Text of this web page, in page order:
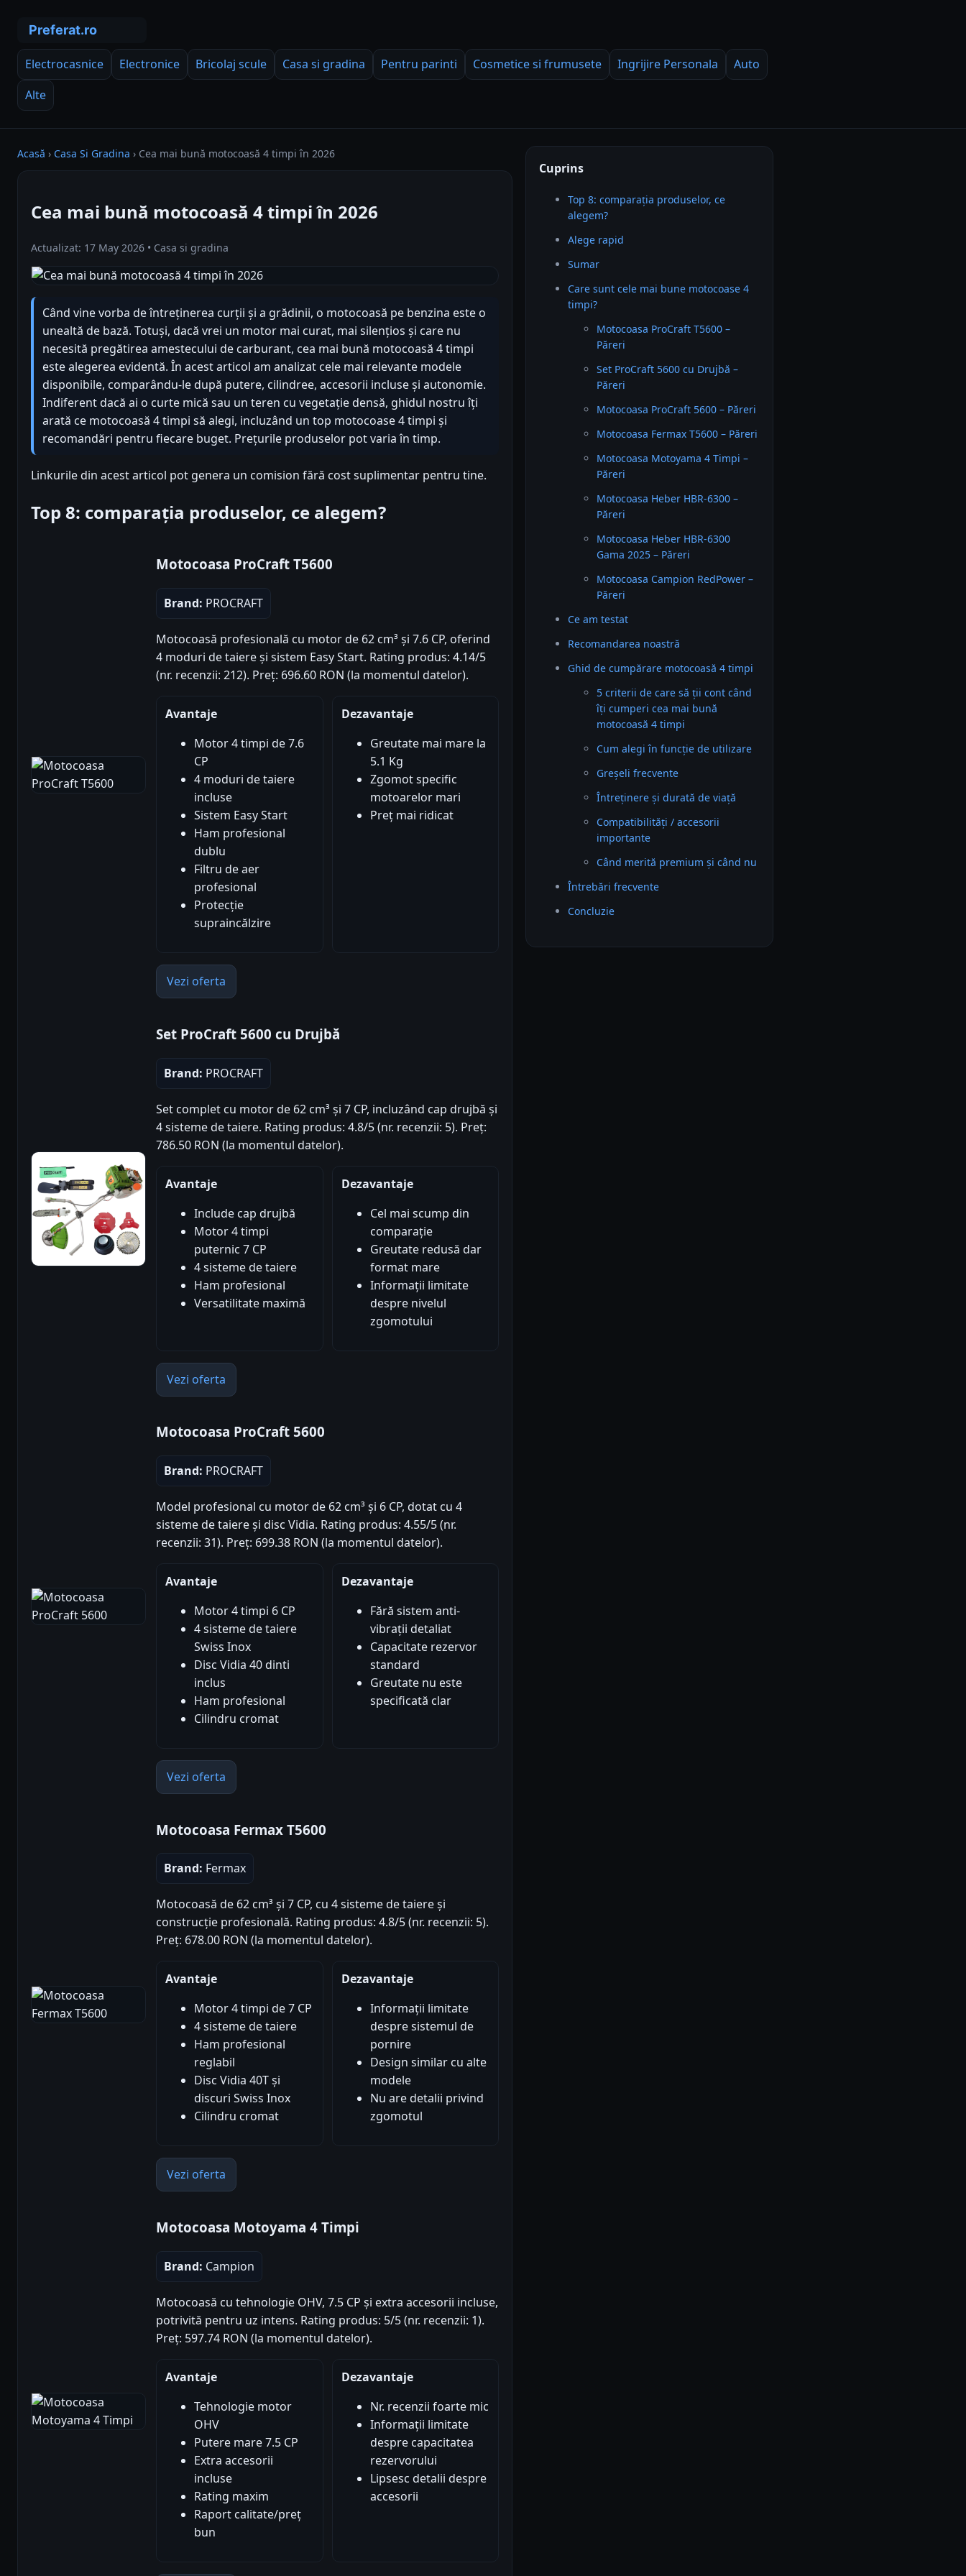
Electrocasnice Electronice Bricolaj scule Casa si gradina Pentru parinti Cosmetice si frumusete Ingrijire Personala
Auto
Alte
Acasă › Casa Si Gradina › Cea mai bună motocoasă 4 timpi în 2026
Cea mai bună motocoasă 4 timpi în 2026
Actualizat: 17 May 2026 • Casa si gradina
Când vine vorba de întreținerea curții și a grădinii, o motocoasă pe benzina este o
unealtă de bază. Totuși, dacă vrei un motor mai curat, mai silențios și care nu
necesită pregătirea amestecului de carburant, cea mai bună motocoasă 4 timpi
este alegerea evidentă. În acest articol am analizat cele mai relevante modele
disponibile, comparându-le după putere, cilindree, accesorii incluse și autonomie.
Indiferent dacă ai o curte mică sau un teren cu vegetație densă, ghidul nostru îți
arată ce motocoasă 4 timpi să alegi, incluzând un top motocoase 4 timpi și
recomandări pentru fiecare buget. Prețurile produselor pot varia în timp.
Linkurile din acest articol pot genera un comision fără cost suplimentar pentru tine.
Top 8: comparația produselor, ce alegem?
Motocoasa ProCraft T5600
Brand: PROCRAFT
Motocoasă profesională cu motor de 62 cm³ și 7.6 CP, oferind
4 moduri de taiere și sistem Easy Start. Rating produs: 4.14/5
(nr. recenzii: 212). Preț: 696.60 RON (la momentul datelor).
Avantaje
Motor 4 timpi de 7.6
CP
4 moduri de taiere
incluse
Sistem Easy Start
Ham profesional
dublu
Filtru de aer
profesional
Protecție
supraincălzire
Dezavantaje
Greutate mai mare la
5.1 Kg
Zgomot specific
motoarelor mari
Preț mai ridicat
Vezi oferta
Set ProCraft 5600 cu Drujbă
Brand: PROCRAFT
Set complet cu motor de 62 cm³ și 7 CP, incluzând cap drujbă și
4 sisteme de taiere. Rating produs: 4.8/5 (nr. recenzii: 5). Preț:
786.50 RON (la momentul datelor).
Avantaje
Include cap drujbă
Motor 4 timpi
puternic 7 CP
4 sisteme de taiere
Ham profesional
Versatilitate maximă
Dezavantaje
Cel mai scump din
comparație
Greutate redusă dar
format mare
Informații limitate
despre nivelul
zgomotului
Vezi oferta
Motocoasa ProCraft 5600
Brand: PROCRAFT
Model profesional cu motor de 62 cm³ și 6 CP, dotat cu 4
sisteme de taiere și disc Vidia. Rating produs: 4.55/5 (nr.
recenzii: 31). Preț: 699.38 RON (la momentul datelor).
Avantaje
Motor 4 timpi 6 CP
4 sisteme de taiere
Swiss Inox
Disc Vidia 40 dinti
inclus
Ham profesional
Cilindru cromat
Dezavantaje
Fără sistem anti-
vibrații detaliat
Capacitate rezervor
standard
Greutate nu este
specificată clar
Vezi oferta
Motocoasa Fermax T5600
Brand: Fermax
Motocoasă de 62 cm³ și 7 CP, cu 4 sisteme de taiere și
construcție profesională. Rating produs: 4.8/5 (nr. recenzii: 5).
Preț: 678.00 RON (la momentul datelor).
Avantaje
Motor 4 timpi de 7 CP
4 sisteme de taiere
Ham profesional
reglabil
Disc Vidia 40T și
discuri Swiss Inox
Cilindru cromat
Dezavantaje
Informații limitate
despre sistemul de
pornire
Design similar cu alte
modele
Nu are detalii privind
zgomotul
Vezi oferta
Motocoasa Motoyama 4 Timpi
Brand: Campion
Motocoasă cu tehnologie OHV, 7.5 CP și extra accesorii incluse,
potrivită pentru uz intens. Rating produs: 5/5 (nr. recenzii: 1).
Preț: 597.74 RON (la momentul datelor).
Avantaje
Tehnologie motor
OHV
Putere mare 7.5 CP
Extra accesorii
incluse
Rating maxim
Raport calitate/preț
bun
Dezavantaje
Nr. recenzii foarte mic
Informații limitate
despre capacitatea
rezervorului
Lipsesc detalii despre
accesorii
Cuprins
Top 8: comparația produselor, ce
alegem?
Alege rapid
Sumar
Care sunt cele mai bune motocoase 4
timpi?
Motocoasa ProCraft T5600 –
Păreri
Set ProCraft 5600 cu Drujbă –
Păreri
Motocoasa ProCraft 5600 – Păreri
Motocoasa Fermax T5600 – Păreri
Motocoasa Motoyama 4 Timpi –
Păreri
Motocoasa Heber HBR-6300 –
Păreri
Motocoasa Heber HBR-6300
Gama 2025 – Păreri
Motocoasa Campion RedPower –
Păreri
Ce am testat
Recomandarea noastră
Ghid de cumpărare motocoasă 4 timpi
5 criterii de care să ții cont când
îți cumperi cea mai bună
motocoasă 4 timpi
Cum alegi în funcție de utilizare
Greșeli frecvente
Întreținere și durată de viață
Compatibilități / accesorii
importante
Când merită premium și când nu
Întrebări frecvente
Concluzie